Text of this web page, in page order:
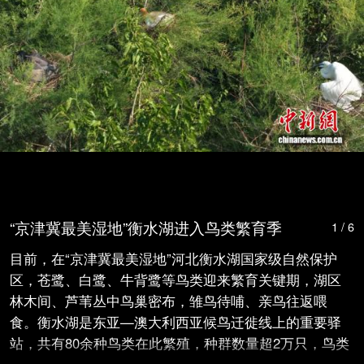
“京津冀最美湿地”衡水湖进入鸟类繁育季 1 / 6
目前，在“京津冀最美湿地”河北衡水湖国家级自然保护
区，苍鹭、白鹭、牛背鹭等鸟类迎来繁育关键期，湖区
林木间、芦苇丛中鸟巢密布，雏鸟待哺、亲鸟往返喂
食。衡水湖是东亚—澳大利西亚候鸟迁徙线上的重要驿
站，共有80余种鸟类在此繁殖，种群数量超2万只，鸟类